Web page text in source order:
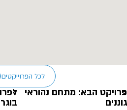
לכל הפרוייקטים
פרויקט הבא: מתחם נהוראי
גוננים